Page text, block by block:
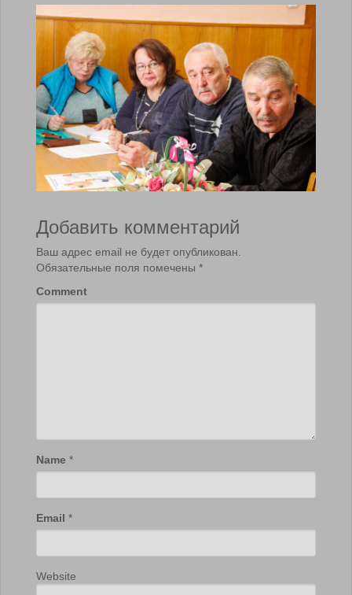
Добавить комментарий
Ваш адрес email не будет опубликован.
Обязательные поля помечены *
Comment
Name *
Email *
Website